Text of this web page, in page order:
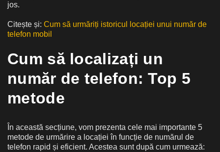
jos.
Citește și: Cum să urmăriți istoricul locației unui număr de
telefon mobil
Cum să localizați un
număr de telefon: Top 5
metode
În această secțiune, vom prezenta cele mai importante 5
metode de urmărire a locației în funcție de numărul de
telefon rapid și eficient. Acestea sunt după cum urmează: